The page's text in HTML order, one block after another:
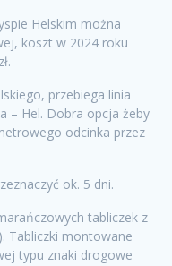
Helskim można
koszt w 2024 roku
przebiega linia
– Hel. Dobra opcja żeby
odcinka przez
ok. 5 dni.
tabliczek z
Tabliczki montowane
typu znaki drogowe